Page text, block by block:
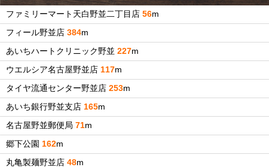
ファミリーマート天白野並二丁目店 56m
フィール野並店 384m
あいちハートクリニック野並 227m
ウエルシア名古屋野並店 117m
タイヤ流通センター野並店 253m
あいち銀行野並支店 165m
名古屋野並郵便局 71m
郷下公園 162m
丸亀製麺野並店 48m